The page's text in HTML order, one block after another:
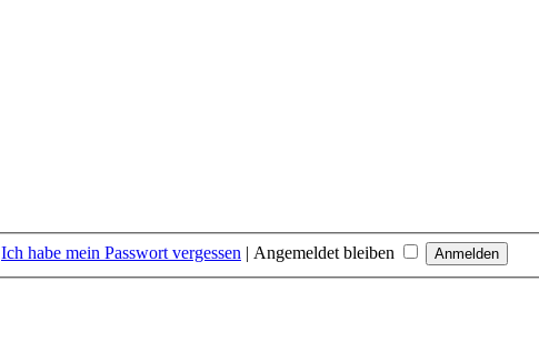
Ich habe mein Passwort vergessen | Angemeldet bleiben